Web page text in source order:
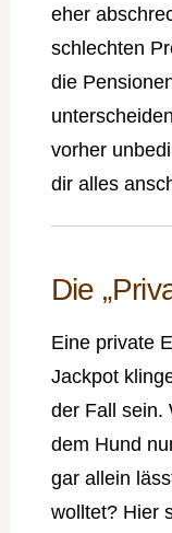
eher
schlechten
die
vorher
dir alles
Die
Eine private
Jackpot
der Fall sein.
dem Hund
gar allein
wolltet? Hier